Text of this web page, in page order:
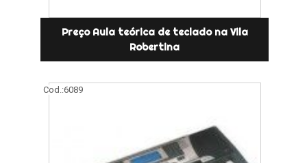
Preço Aula teórica de teclado na Vila
Robertina
Cod.:6089